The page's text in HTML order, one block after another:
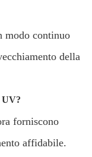
modo continuo
della
UV?
forniscono
affidabile.